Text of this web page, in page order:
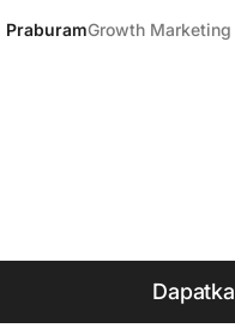
PraburamGrowth